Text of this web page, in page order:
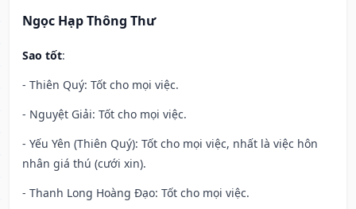
Ngọc Hạp Thông Thư
Sao tốt:
- Thiên Quý: Tốt cho mọi việc.
- Nguyệt Giải: Tốt cho mọi việc.
- Yếu Yên (Thiên Quý): Tốt cho mọi việc, nhất là việc hôn
nhân giá thú (cưới xin).
- Thanh Long Hoàng Đạo: Tốt cho mọi việc.